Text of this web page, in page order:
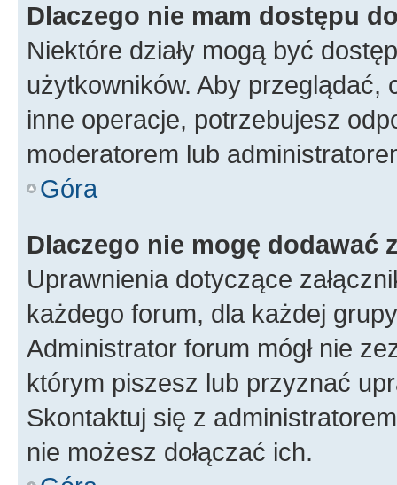
Dlaczego nie mam dostępu
Niektóre działy mogą być
użytkowników. Aby
inne operacje, potrzebujesz
moderatorem lub
Góra
Dlaczego nie mogę dodawać
Uprawnienia dotyczące
każdego forum, dla każdej
Administrator forum mógł nie
którym piszesz lub przyznać
Skontaktuj się z
nie możesz dołączać ich.